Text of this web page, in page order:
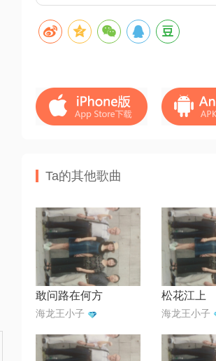
Ta的其他歌曲
敢问路在何方
海龙王小子
松花江上
海龙王小子